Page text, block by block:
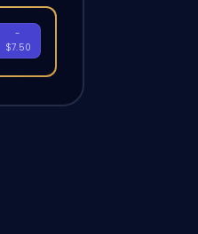
-
$7.50